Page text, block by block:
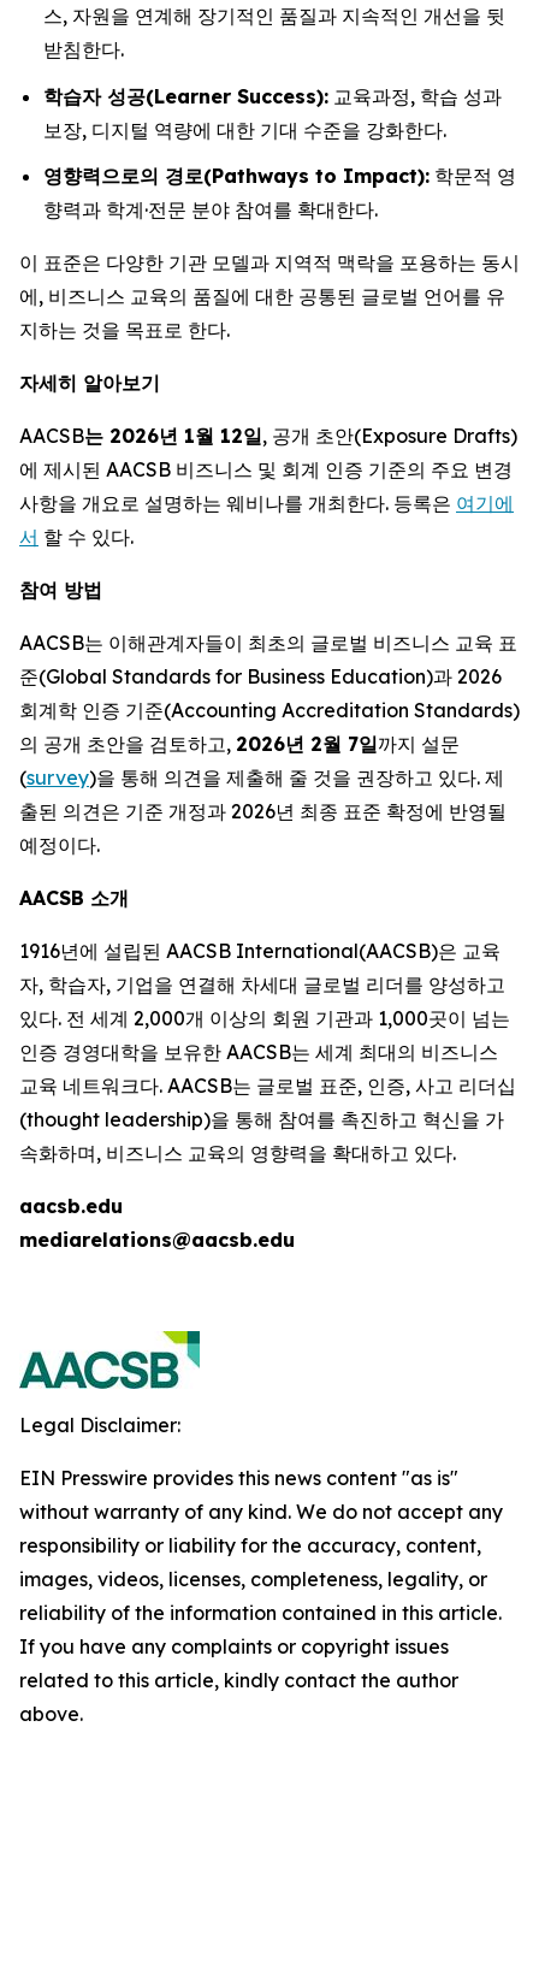
스, 자원을 연계해 장기적인 품질과 지속적인 개선을 뒷
받침한다.
학습자 성공(Learner Success): 교육과정, 학습 성과
보장, 디지털 역량에 대한 기대 수준을 강화한다.
영향력으로의 경로(Pathways to Impact): 학문적 영
향력과 학계·전문 분야 참여를 확대한다.
이 표준은 다양한 기관 모델과 지역적 맥락을 포용하는 동시
에, 비즈니스 교육의 품질에 대한 공통된 글로벌 언어를 유
지하는 것을 목표로 한다.
자세히 알아보기
AACSB는 2026년 1월 12일, 공개 초안(Exposure Drafts)
에 제시된 AACSB 비즈니스 및 회계 인증 기준의 주요 변경
사항을 개요로 설명하는 웨비나를 개최한다. 등록은 여기에
서 할 수 있다.
참여 방법
AACSB는 이해관계자들이 최초의 글로벌 비즈니스 교육 표
준(Global Standards for Business Education)과 2026
회계학 인증 기준(Accounting Accreditation Standards)
의 공개 초안을 검토하고, 2026년 2월 7일까지 설문
(survey)을 통해 의견을 제출해 줄 것을 권장하고 있다. 제
출된 의견은 기준 개정과 2026년 최종 표준 확정에 반영될
예정이다.
AACSB 소개
1916년에 설립된 AACSB International(AACSB)은 교육
자, 학습자, 기업을 연결해 차세대 글로벌 리더를 양성하고
있다. 전 세계 2,000개 이상의 회원 기관과 1,000곳이 넘는
인증 경영대학을 보유한 AACSB는 세계 최대의 비즈니스
교육 네트워크다. AACSB는 글로벌 표준, 인증, 사고 리더십
(thought leadership)을 통해 참여를 촉진하고 혁신을 가
속화하며, 비즈니스 교육의 영향력을 확대하고 있다.
aacsb.edu
mediarelations@aacsb.edu
Legal Disclaimer:
EIN Presswire provides this news content "as is"
without warranty of any kind. We do not accept any
responsibility or liability for the accuracy, content,
images, videos, licenses, completeness, legality, or
reliability of the information contained in this article.
If you have any complaints or copyright issues
related to this article, kindly contact the author
above.